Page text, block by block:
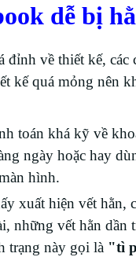
dễ bị
đỉnh về thiết kế,
kế quá mỏng nên
toán khá kỹ về
ngày hoặc hay
hình.
xuất hiện vết
những vết hằn dần
trạng này gọi là "tì